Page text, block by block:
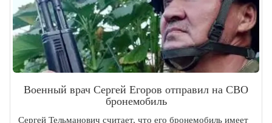
Военный врач Сергей Егоров отправил на СВО
бронемобиль
Сергей Тельманович считает, что его бронемобиль имеет